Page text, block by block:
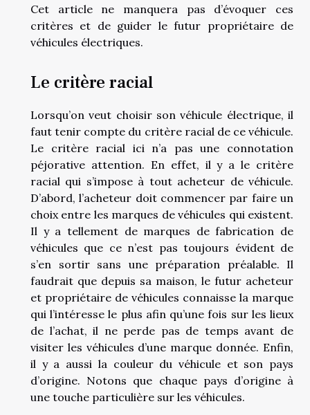
Cet article ne manquera pas d’évoquer ces
critères et de guider le futur propriétaire de
véhicules électriques.
Le critère racial
Lorsqu’on veut choisir son véhicule électrique, il
faut tenir compte du critère racial de ce véhicule.
Le critère racial ici n’a pas une connotation
péjorative attention. En effet, il y a le critère
racial qui s’impose à tout acheteur de véhicule.
D’abord, l’acheteur doit commencer par faire un
choix entre les marques de véhicules qui existent.
Il y a tellement de marques de fabrication de
véhicules que ce n’est pas toujours évident de
s’en sortir sans une préparation préalable. Il
faudrait que depuis sa maison, le futur acheteur
et propriétaire de véhicules connaisse la marque
qui l’intéresse le plus afin qu’une fois sur les lieux
de l’achat, il ne perde pas de temps avant de
visiter les véhicules d’une marque donnée. Enfin,
il y a aussi la couleur du véhicule et son pays
d’origine. Notons que chaque pays d’origine à
une touche particulière sur les véhicules.